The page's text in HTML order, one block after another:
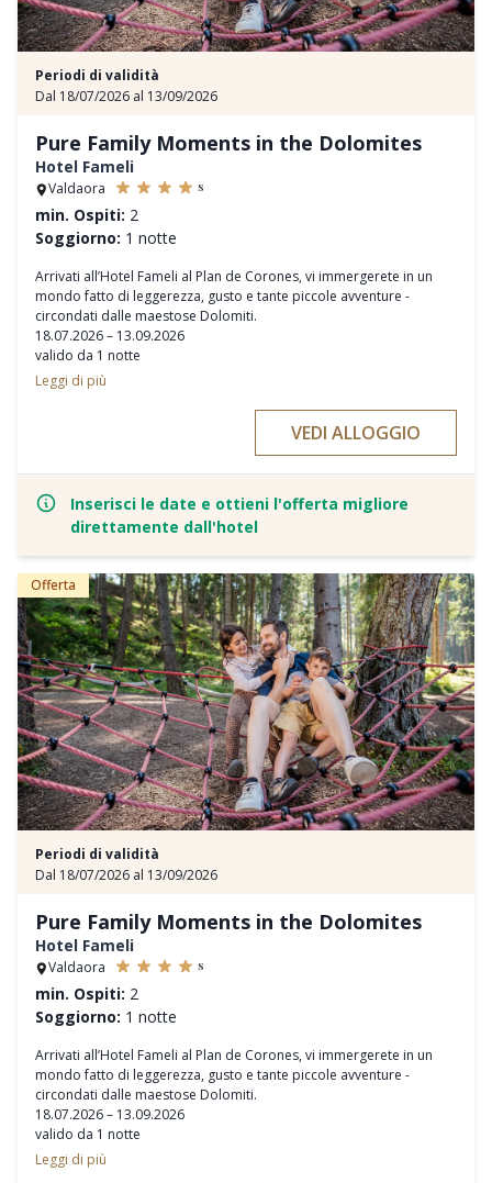
Periodi di validità
Dal 18/07/2026 al 13/09/2026
Pure Family Moments in the Dolomites
Hotel Fameli
Valdaora s
min. Ospiti: 2
Soggiorno: 1 notte
Arrivati all’Hotel Fameli al Plan de Corones, vi immergerete in un
mondo fatto di leggerezza, gusto e tante piccole avventure -
circondati dalle maestose Dolomiti.
18.07.2026 – 13.09.2026
valido da 1 notte
Highlight estivo
15.08.2026 – leggendaria festa di Ferragosto in giardino
Specialità alla griglia, aperitivo estivo, musica e atmosfera rilassata
nel giardino – un’esperienza speciale per tutta la famiglia.
Pensione ¾ per gli adulti
Pensione completa con servizio all-inclusive per bambini nella Kids
Area
3 piscine riscaldate per tutta la famiglia
1x a settimana musica dal vivo
5x a settimana escursioni guidate per famiglie
75 ore di assistenza bambini a settimana
Ricco programma per bambini (falò, visita della fattoria, workshop
di cucina, Kids Yoga e molto altro)
2x a settimana pranzo barbecue per bambini in giardino
Leggi di più
VEDI ALLOGGIO
Inserisci le date e ottieni l'offerta migliore
direttamente dall'hotel
Offerta
Periodi di validità
Dal 18/07/2026 al 13/09/2026
Pure Family Moments in the Dolomites
Hotel Fameli
Valdaora s
min. Ospiti: 2
Soggiorno: 1 notte
Arrivati all’Hotel Fameli al Plan de Corones, vi immergerete in un
mondo fatto di leggerezza, gusto e tante piccole avventure -
circondati dalle maestose Dolomiti.
18.07.2026 – 13.09.2026
valido da 1 notte
Highlight estivo
Leggi di più